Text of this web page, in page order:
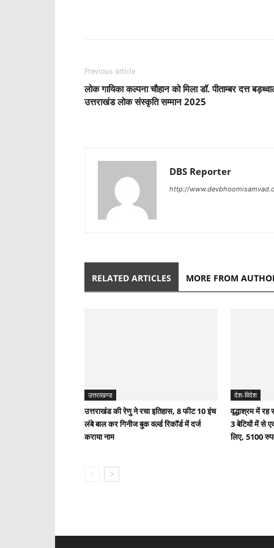
Previous article
लोक गायिका कल्पना चौहान को मिला डॉ. पीताम्बर दत्त
उत्तराखंड लोक संस्कृति सम्मान 2025
DBS Reporter
http://
RELATED ARTICLES MORE FROM
उत्तराखण्ड
उत्तराखंड की रेणु ने रचा इतिहास, 8 फीट 10 इंच
लंबे बाल कर गिनीज बुक वर्ल्ड रिकॉर्ड में दर्ज
कराया नाम
देश-विदेश
वृद्धाश्रम में रह
3 बेटियों में से
लिए, 5100